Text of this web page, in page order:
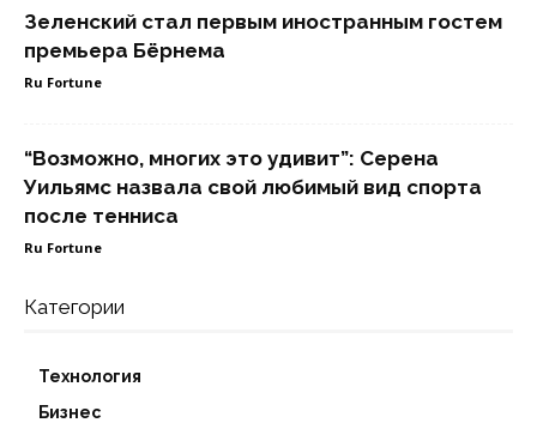
Зеленский стал первым иностранным гостем
премьера Бёрнема
Ru Fortune
“Возможно, многих это удивит”: Серена
Уильямс назвала свой любимый вид спорта
после тенниса
Ru Fortune
Категории
Технология
Бизнес